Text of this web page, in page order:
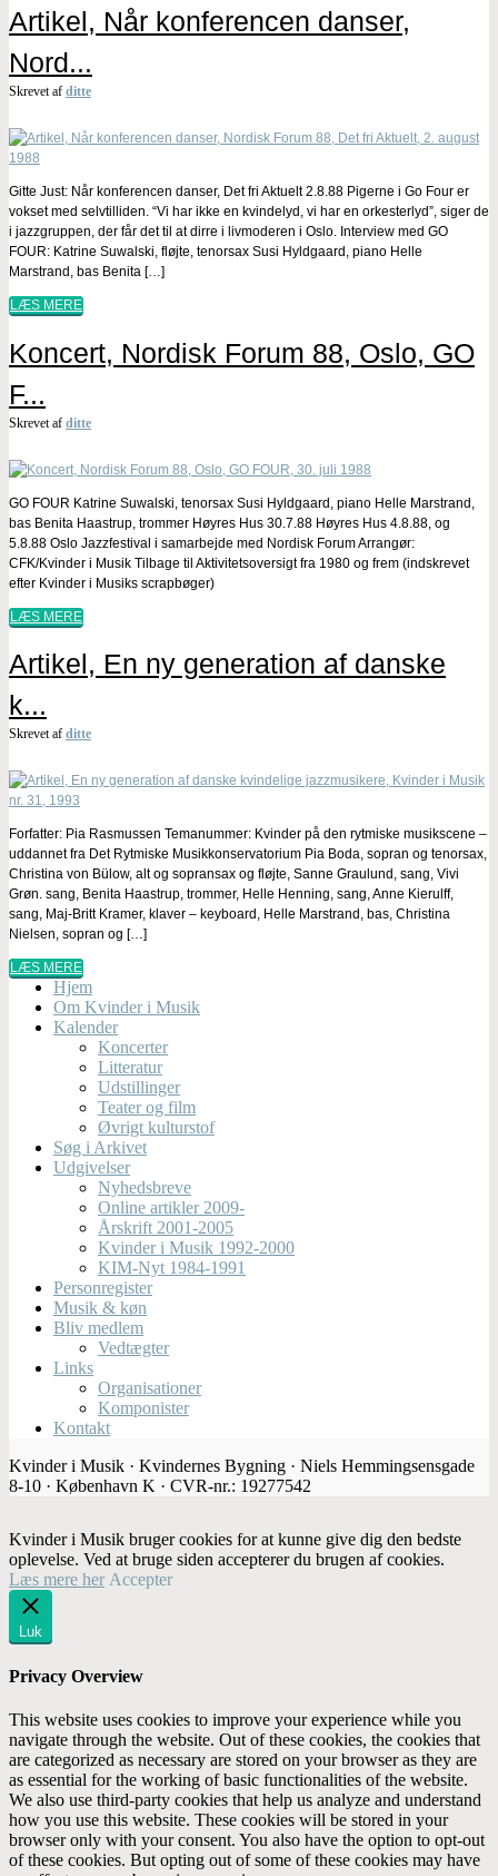
Artikel, Når konferencen danser,
Nord...
Skrevet af ditte
Gitte Just: Når konferencen danser, Det fri Aktuelt 2.8.88 Pigerne i Go Four er
vokset med selvtilliden. “Vi har ikke en kvindelyd, vi har en orkesterlyd”, siger de
i jazzgruppen, der får det til at dirre i livmoderen i Oslo. Interview med GO
FOUR: Katrine Suwalski, fløjte, tenorsax Susi Hyldgaard, piano Helle
Marstrand, bas Benita […]
LÆS MERE
Koncert, Nordisk Forum 88, Oslo, GO
F...
Skrevet af ditte
GO FOUR Katrine Suwalski, tenorsax Susi Hyldgaard, piano Helle Marstrand,
bas Benita Haastrup, trommer Høyres Hus 30.7.88 Høyres Hus 4.8.88, og
5.8.88 Oslo Jazzfestival i samarbejde med Nordisk Forum Arrangør:
CFK/Kvinder i Musik Tilbage til Aktivitetsoversigt fra 1980 og frem (indskrevet
efter Kvinder i Musiks scrapbøger)
LÆS MERE
Artikel, En ny generation af danske
k...
Skrevet af ditte
Forfatter: Pia Rasmussen Temanummer: Kvinder på den rytmiske musikscene –
uddannet fra Det Rytmiske Musikkonservatorium Pia Boda, sopran og tenorsax,
Christina von Bülow, alt og sopransax og fløjte, Sanne Graulund, sang, Vivi
Grøn. sang, Benita Haastrup, trommer, Helle Henning, sang, Anne Kierulff,
sang, Maj-Britt Kramer, klaver – keyboard, Helle Marstrand, bas, Christina
Nielsen, sopran og […]
LÆS MERE
Hjem
Om Kvinder i Musik
Kalender
Koncerter
Litteratur
Udstillinger
Teater og film
Øvrigt kulturstof
Søg i Arkivet
Udgivelser
Nyhedsbreve
Online artikler 2009-
Årskrift 2001-2005
Kvinder i Musik 1992-2000
KIM-Nyt 1984-1991
Personregister
Musik & køn
Bliv medlem
Vedtægter
Links
Organisationer
Komponister
Kontakt
Kvinder i Musik · Kvindernes Bygning · Niels Hemmingsensgade
8-10 · København K · CVR-nr.: 19277542
Kvinder i Musik bruger cookies for at kunne give dig den bedste
oplevelse. Ved at bruge siden accepterer du brugen af cookies.
Læs mere her Accepter
Luk
Privacy Overview
This website uses cookies to improve your experience while you
navigate through the website. Out of these cookies, the cookies that
are categorized as necessary are stored on your browser as they are
as essential for the working of basic functionalities of the website.
We also use third-party cookies that help us analyze and understand
how you use this website. These cookies will be stored in your
browser only with your consent. You also have the option to opt-out
of these cookies. But opting out of some of these cookies may have